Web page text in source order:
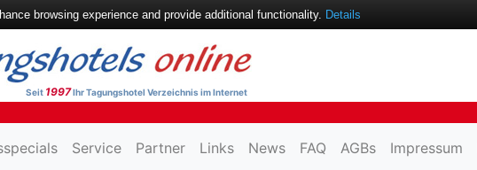
Seit 1997Ihr Tagungshotel Verzeichnis im Internet
Service Partner Links News FAQ AGBs Impressum
browsing experience and provide additional functionality. Details